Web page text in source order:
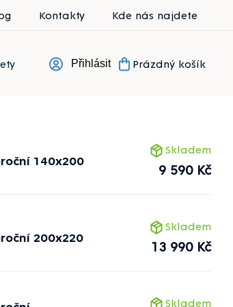
Kontakty Kde nás najdete
Přihlásit
Nákupní
Prázdný košík
140x200
Skladem
9 590 Kč
200x220
Skladem
13 990 Kč
Skladem